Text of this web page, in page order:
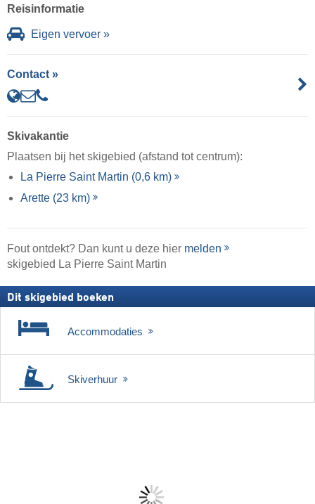
Reisinformatie
Eigen vervoer »
Contact »
Skivakantie
Plaatsen bij het skigebied (afstand tot centrum):
La Pierre Saint Martin (0,6 km)
Arette (23 km)
Fout ontdekt? Dan kunt u deze hier melden
skigebied La Pierre Saint Martin
Dit skigebied boeken
Accommodaties
Skiverhuur